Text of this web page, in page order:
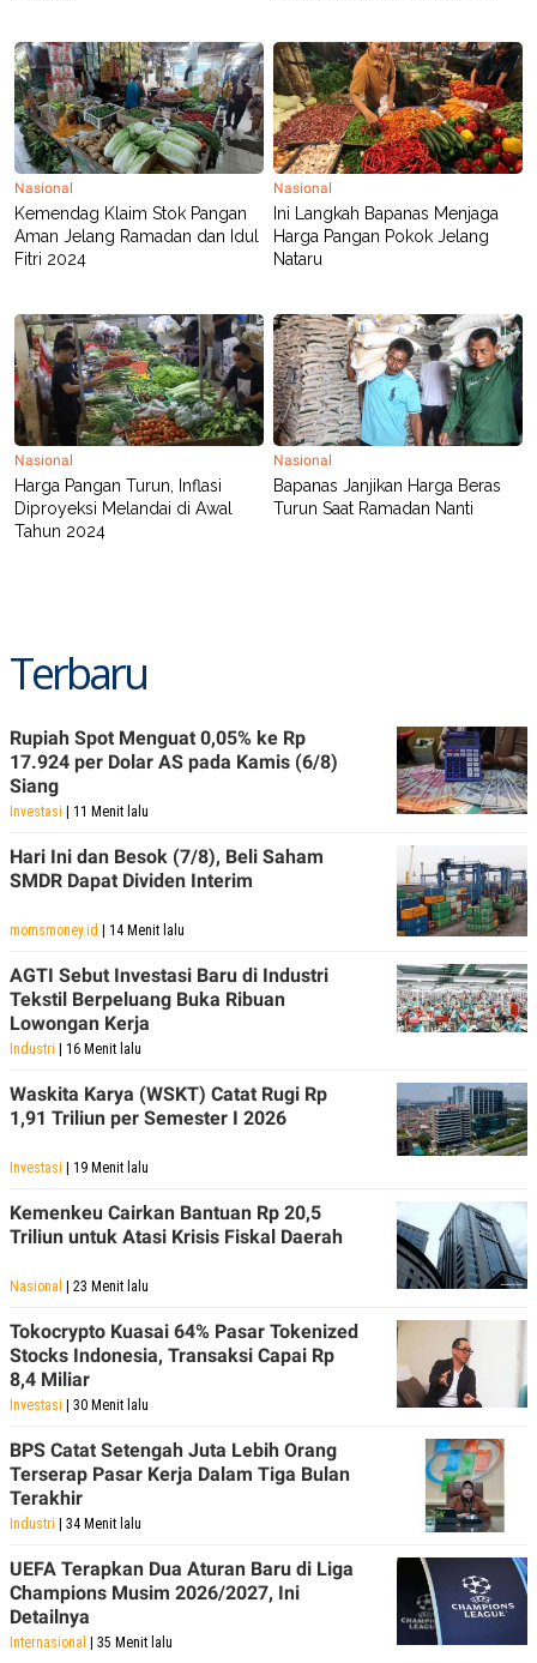
Nasional
Kemendag Klaim Stok Pangan
Aman Jelang Ramadan dan Idul
Fitri 2024
Nasional
Ini Langkah Bapanas Menjaga
Harga Pangan Pokok Jelang
Nataru
Nasional
Harga Pangan Turun, Inflasi
Diproyeksi Melandai di Awal
Tahun 2024
Nasional
Bapanas Janjikan Harga Beras
Turun Saat Ramadan Nanti
Terbaru
Rupiah Spot Menguat 0,05% ke Rp
17.924 per Dolar AS pada Kamis (6/8)
Siang
Investasi | 11 Menit lalu
Hari Ini dan Besok (7/8), Beli Saham
SMDR Dapat Dividen Interim
momsmoney.id | 14 Menit lalu
AGTI Sebut Investasi Baru di Industri
Tekstil Berpeluang Buka Ribuan
Lowongan Kerja
Industri | 16 Menit lalu
Waskita Karya (WSKT) Catat Rugi Rp
1,91 Triliun per Semester I 2026
Investasi | 19 Menit lalu
Kemenkeu Cairkan Bantuan Rp 20,5
Triliun untuk Atasi Krisis Fiskal Daerah
Nasional | 23 Menit lalu
Tokocrypto Kuasai 64% Pasar Tokenized
Stocks Indonesia, Transaksi Capai Rp
8,4 Miliar
Investasi | 30 Menit lalu
BPS Catat Setengah Juta Lebih Orang
Terserap Pasar Kerja Dalam Tiga Bulan
Terakhir
Industri | 34 Menit lalu
UEFA Terapkan Dua Aturan Baru di Liga
Champions Musim 2026/2027, Ini
Detailnya
Internasional | 35 Menit lalu